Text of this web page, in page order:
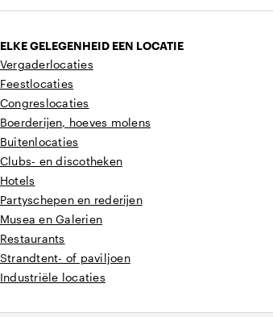
ELKE GELEGENHEID EEN LOCATIE
Vergaderlocaties
Feestlocaties
Congreslocaties
Boerderijen, hoeves molens
Buitenlocaties
Clubs- en discotheken
Hotels
Partyschepen en rederijen
Musea en Galerien
Restaurants
Strandtent- of paviljoen
Industriële locaties